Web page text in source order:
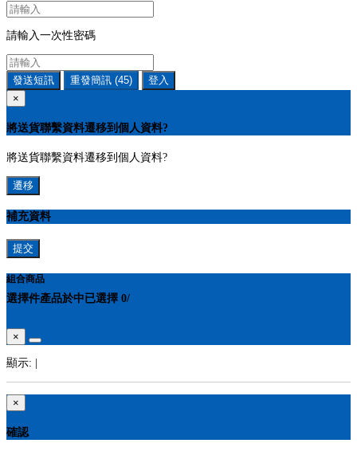
請輸入一次性密碼
發送短訊 重發簡訊 (45)
登入
×
將送貨聯繫資料遷移到個人資料?
將送貨聯繫資料遷移到個人資料?
遷移
補充資料
提交
組合商品
選擇件產品於中已選擇 0/
×
顯示:
×
確認